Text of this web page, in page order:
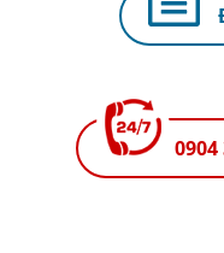
0904